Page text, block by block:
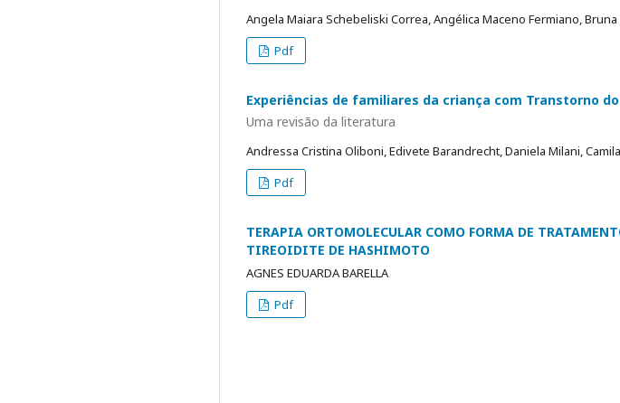
Angela Maiara Schebeliski Correa, Angélica Maceno Fermiano,
Pdf
Experiências de familiares da criança com Transtorno
Uma revisão da literatura
Andressa Cristina Oliboni, Edivete Barandrecht, Daniela Milani,
Pdf
TERAPIA ORTOMOLECULAR COMO FORMA DE
TIREOIDITE DE HASHIMOTO
AGNES EDUARDA BARELLA
Pdf